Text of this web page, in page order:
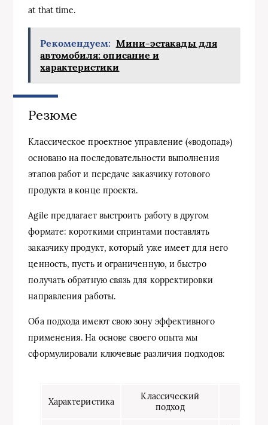
at that time.
Рекомендуем: Мини-эстакады для
автомобиля: описание и
характеристики
Резюме
Классическое проектное управление («водопад»)
основано на последовательности выполнения
этапов работ и передаче заказчику готового
продукта в конце проекта.
Agile предлагает выстроить работу в другом
формате: короткими спринтами поставлять
заказчику продукт, который уже имеет для него
ценность, пусть и ограниченную, и быстро
получать обратную связь для корректировки
направления работы.
Оба подхода имеют свою зону эффективного
применения. На основе своего опыта мы
сформулировали ключевые различия подходов:
Характеристика
Классический
подход